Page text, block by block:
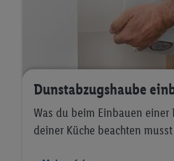
Dunstabzugshaube
Was du beim Einbauen
deiner Küche beachten musst